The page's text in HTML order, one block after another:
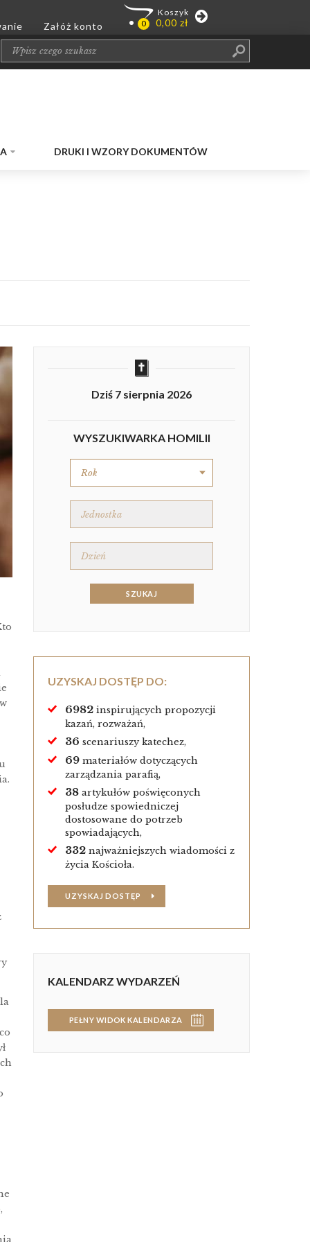
DRUKI I WZORY DOKUMENTÓW
Dziś 7 sierpnia 2026
WYSZUKIWARKA HOMILII
UZYSKAJ DOSTĘP DO:
6982 inspirujących propozycji
kazań, rozważań,
36 scenariuszy katechez,
69 materiałów dotyczących
zarządzania parafią,
38 artykułów poświęconych
posłudze spowiedniczej
dostosowane do potrzeb
spowiadających,
332 najważniejszych wiadomości z
życia Kościoła.
UZYSKAJ DOSTĘP
KALENDARZ WYDARZEŃ
PEŁNY WIDOK KALENDARZA